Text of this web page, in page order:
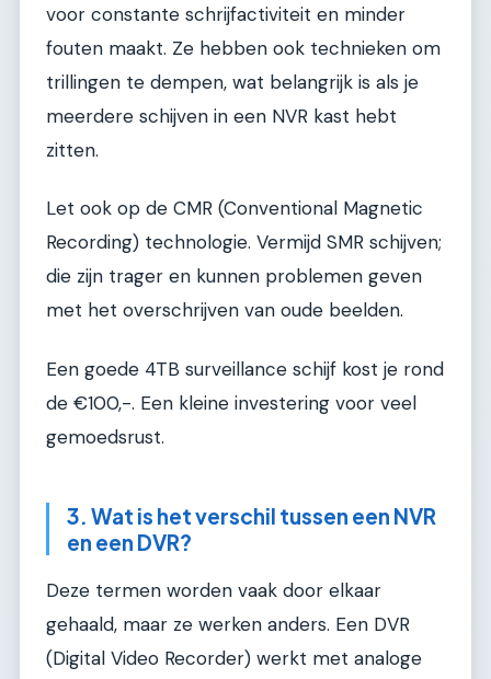
voor constante schrijfactiviteit en minder
fouten maakt. Ze hebben ook technieken om
trillingen te dempen, wat belangrijk is als je
meerdere schijven in een NVR kast hebt
zitten.
Let ook op de CMR (Conventional Magnetic
Recording) technologie. Vermijd SMR schijven;
die zijn trager en kunnen problemen geven
met het overschrijven van oude beelden.
Een goede 4TB surveillance schijf kost je rond
de €100,-. Een kleine investering voor veel
gemoedsrust.
3. Wat is het verschil tussen een NVR
en een DVR?
Deze termen worden vaak door elkaar
gehaald, maar ze werken anders. Een DVR
(Digital Video Recorder) werkt met analoge